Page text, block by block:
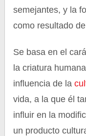
semejantes, y la
como resultado
Se basa en el
la criatura
influencia de la
vida, a la que él
influir en la
un producto